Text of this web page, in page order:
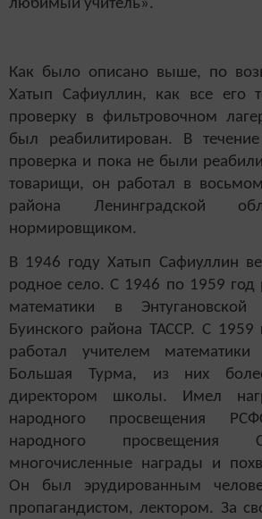
любимый учитель».
Как было описано выше, по
Хатып Сафиуллин, как все его
проверку в фильтровочном
был реабилитирован. В
проверка и пока не были
товарищи, он работал в
района Ленинградской
нормировщиком.
В 1946 году Хатып Сафиуллин
родное село. С 1946 по 1959 год
математики в
Буинского района ТАССР. С
работал учителем
Большая Турма, из них
директором школы. Имел
народного просвещения
народного просвещения
многочисленные награды и
Он был эрудированным
пропагандистом, лектором. За